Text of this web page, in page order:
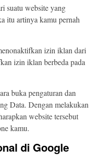
suatu website yang
itu artinya kamu pernah
izin iklan dari
izin iklan berbeda pada
buka pengaturan dan
Data. Dengan melakukan
website tersebut
kamu.
di Google